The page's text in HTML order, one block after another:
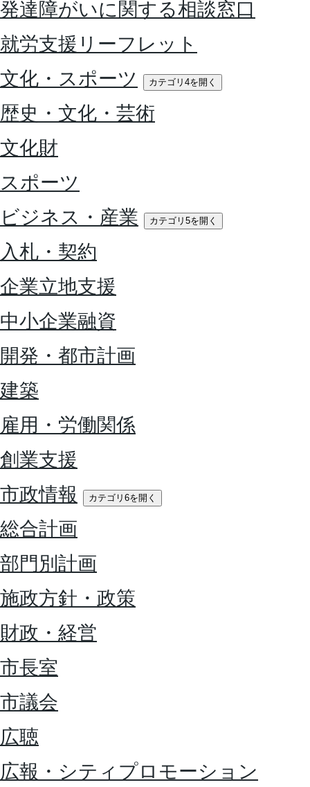
発達障がいに関する相談窓口
就労支援リーフレット
文化・スポーツ
カテゴリ4を開く
歴史・文化・芸術
文化財
スポーツ
ビジネス・産業
カテゴリ5を開く
入札・契約
企業立地支援
中小企業融資
開発・都市計画
建築
雇用・労働関係
創業支援
市政情報
カテゴリ6を開く
総合計画
部門別計画
施政方針・政策
財政・経営
市長室
市議会
広聴
広報・シティプロモーション